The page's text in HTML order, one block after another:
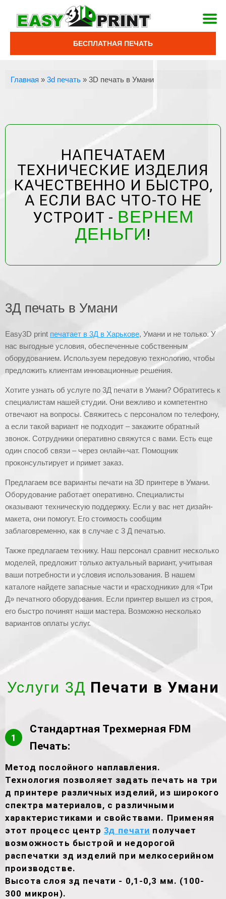
БЕСПЛАТНАЯ ПЕЧАТЬ
Главная »3d печать »3D печать в Умани
НАПЕЧАТАЕМ
ТЕХНИЧЕСКИЕ ИЗДЕЛИЯ
КАЧЕСТВЕННО И БЫСТРО,
А ЕСЛИ ВАС ЧТО-ТО НЕ
УСТРОИТ - ВЕРНЕМ
ДЕНЬГИ!
3Д печать в Умани
Easy3D print печатает в 3Д в Харькове, Умани и не только. У
нас выгодные условия, обеспеченные собственным
оборудованием. Используем передовую технологию, чтобы
предложить клиентам инновационные решения.
Хотите узнать об услуге по 3Д печати в Умани? Обратитесь к
специалистам нашей студии. Они вежливо и компетентно
отвечают на вопросы. Свяжитесь с персоналом по телефону,
а если такой вариант не подходит – закажите обратный
звонок. Сотрудники оперативно свяжутся с вами. Есть еще
один способ связи – через онлайн-чат. Помощник
проконсультирует и примет заказ.
Предлагаем все варианты печати на 3D принтере в Умани.
Оборудование работает оперативно. Специалисты
оказывают техническую поддержку. Если у вас нет дизайн-
макета, они помогут. Его стоимость сообщим
заблаговременно, как в случае с 3 Д печатью.
Также предлагаем технику. Наш персонал сравнит несколько
моделей, предложит только актуальный вариант, учитывая
ваши потребности и условия использования. В нашем
каталоге найдете запасные части и «расходники» для «Три
Д» печатного оборудования. Если принтер вышел из строя,
его быстро починят наши мастера. Возможно несколько
вариантов оплаты услуг.
Услуги 3Д Печати в Умани
1
Стандартная Трехмерная FDM
Печать:
Метод послойного наплавления.
Технология позволяет задать печать на три
д принтере различных изделий, из широкого
спектра материалов, с различными
характеристиками и свойствами. Применяя
этот процесс центр 3д печати получает
возможность быстрой и недорогой
распечатки зд изделий при мелкосерийном
производстве.
Высота слоя зд печати - 0,1-0,3 мм. (100-
300 микрон).